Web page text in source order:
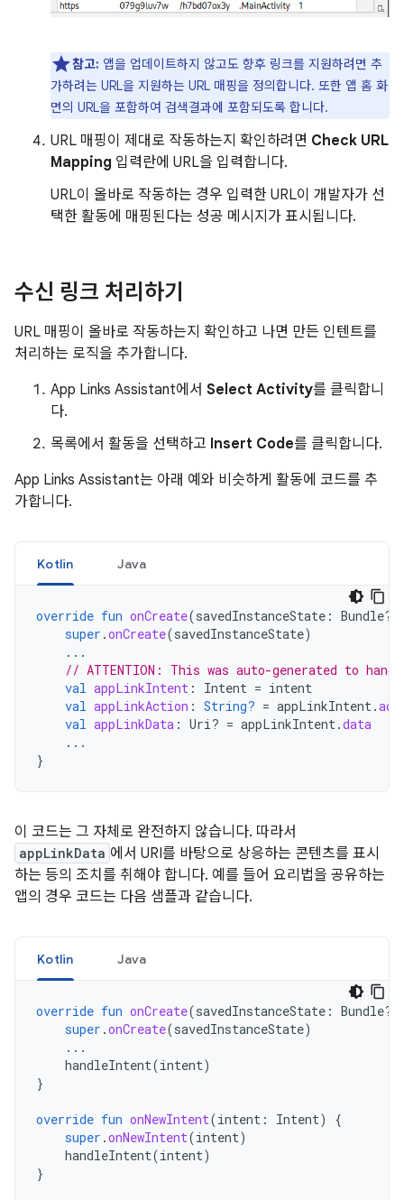
참고: 앱을 업데이트하지 않고도 향후 링크를 지원하려면 추
가하려는 URL을 지원하는 URL 매핑을 정의합니다. 또한 앱 홈 화
면의 URL을 포함하여 검색결과에 포함되도록 합니다.
URL 매핑이 제대로 작동하는지 확인하려면 Check URL
Mapping 입력란에 URL을 입력합니다.
URL이 올바로 작동하는 경우 입력한 URL이 개발자가 선
택한 활동에 매핑된다는 성공 메시지가 표시됩니다.
수신 링크 처리하기
URL 매핑이 올바로 작동하는지 확인하고 나면 만든 인텐트를
처리하는 로직을 추가합니다.
App Links Assistant에서 Select Activity를 클릭합니
다.
목록에서 활동을 선택하고 Insert Code를 클릭합니다.
App Links Assistant는 아래 예와 비슷하게 활동에 코드를 추
가합니다.
Kotlin Java
override fun onCreate(savedInstanceState : Bundle?)
super .onCreate(savedInstanceState)
...
// ATTENTION: This was auto-generated to
val appLinkIntent : Intent = intent
val appLinkAction : String? = appLinkIntent.
val appLinkData : Uri? = appLinkIntent.data
...
}
이 코드는 그 자체로 완전하지 않습니다. 따라서
appLinkData 에서 URI를 바탕으로 상응하는 콘텐츠를 표시
하는 등의 조치를 취해야 합니다. 예를 들어 요리법을 공유하는
앱의 경우 코드는 다음 샘플과 같습니다.
Kotlin Java
override fun onCreate(savedInstanceState : Bundle?)
super .onCreate(savedInstanceState)
...
handleIntent(intent)
}
override fun onNewIntent(intent : Intent)
{
super .onNewIntent(intent)
handleIntent(intent)
}